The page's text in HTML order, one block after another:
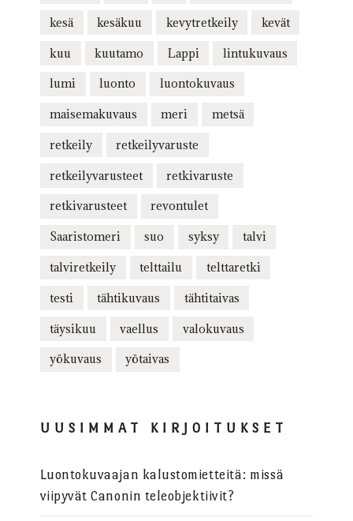
kesä kesäkuu kevytretkeily kevät
kuu kuutamo Lappi lintukuvaus
lumi luonto luontokuvaus
maisemakuvaus meri metsä
retkeily retkeilyvaruste
retkeilyvarusteet retkivaruste
retkivarusteet revontulet
Saaristomeri suo syksy talvi
talviretkeily telttailu telttaretki
testi tähtikuvaus tähtitaivas
täysikuu vaellus valokuvaus
yökuvaus yötaivas
UUSIMMAT KIRJOITUKSET
Luontokuvaajan kalustomietteitä: missä
viipyvät Canonin teleobjektiivit?